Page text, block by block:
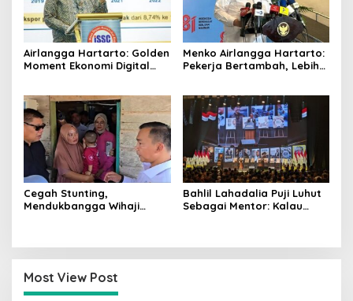
Airlangga Hartarto: Golden
Moment Ekonomi Digital
Menko Airlangga Hartarto:
Pekerja Bertambah, Lebih
Cegah Stunting,
Mendukbangga Wihaji
Bahlil Lahadalia Puji Luhut
Sebagai Mentor: Kalau
Most View Post